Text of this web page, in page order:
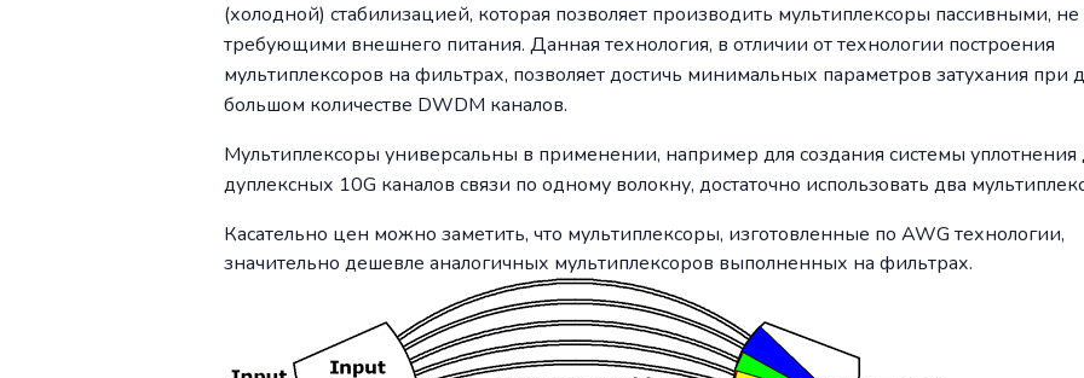
(холодной) стабилизацией, которая позволяет производить мультиплексоры пассивными, не
требующими внешнего питания. Данная технология, в отличии от технологии построения
мультиплексоров на фильтрах, позволяет достичь минимальных параметров затухания при
большом количестве DWDM каналов.
Мультиплексоры универсальны в применении, например для создания системы
дуплексных 10G каналов связи по одному волокну, достаточно использовать два
Касательно цен можно заметить, что мультиплексоры, изготовленные по AWG технологии,
значительно дешевле аналогичных мультиплексоров выполненных на фильтрах.